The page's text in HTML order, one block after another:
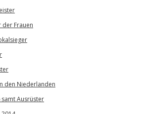
der Frauen
den Niederlanden
samt Ausrüster